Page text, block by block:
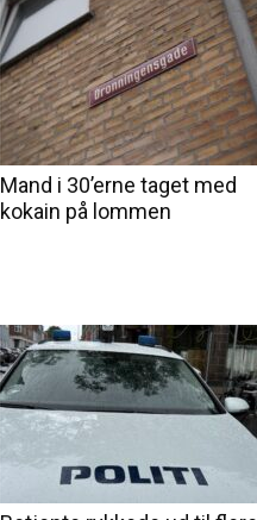
Mand i 30’erne taget med
kokain på lommen